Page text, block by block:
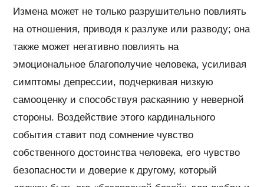
Измена может не только разрушительно повлиять
на отношения, приводя к разлуке или разводу; она
также может негативно повлиять на
эмоциональное благополучие человека, усиливая
симптомы депрессии, подчеркивая низкую
самооценку и способствуя раскаянию у неверной
стороны. Воздействие этого кардинального
события ставит под сомнение чувство
собственного достоинства человека, его чувство
безопасности и доверие к другому, который